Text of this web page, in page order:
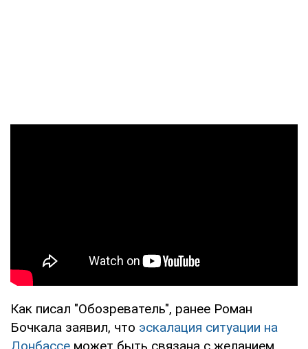
Как писал "Обозреватель", ранее Роман
Бочкала заявил, что эскалация ситуации на
Донбассе может быть связана с желанием